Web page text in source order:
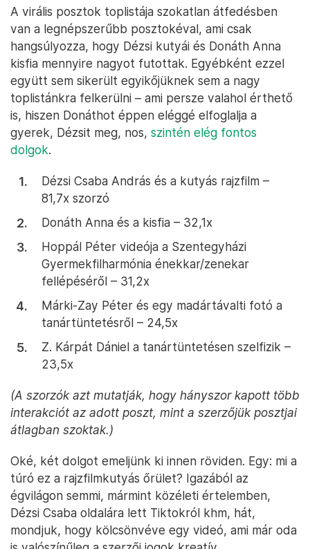
A virális posztok toplistája szokatlan átfedésben
van a legnépszerűbb posztokéval, ami csak
hangsúlyozza, hogy Dézsi kutyái és Donáth Anna
kisfia mennyire nagyot futottak. Egyébként ezzel
együtt sem sikerült egyikőjüknek sem a nagy
toplistánkra felkerülni – ami persze valahol érthető
is, hiszen Donáthot éppen eléggé elfoglalja a
gyerek, Dézsit meg, nos, szintén elég fontos
dolgok.
Dézsi Csaba András és a kutyás rajzfilm –
81,7x szorzó
Donáth Anna és a kisfia – 32,1x
Hoppál Péter videója a Szentegyházi
Gyermekfilharmónia énekkar/zenekar
fellépéséről – 31,2x
Márki-Zay Péter és egy madártávalti fotó a
tanártüntetésről – 24,5x
Z. Kárpát Dániel a tanártüntetésen szelfizik –
23,5x
(A szorzók azt mutatják, hogy hányszor kapott több
interakciót az adott poszt, mint a szerzőjük posztjai
átlagban szoktak.)
Oké, két dolgot emeljünk ki innen röviden. Egy: mi a
túró ez a rajzfilmkutyás őrület? Igazából az
égvilágon semmi, mármint közéleti értelemben,
Dézsi Csaba oldalára lett Tiktokról khm, hát,
mondjuk, hogy kölcsönvéve egy videó, ami már oda